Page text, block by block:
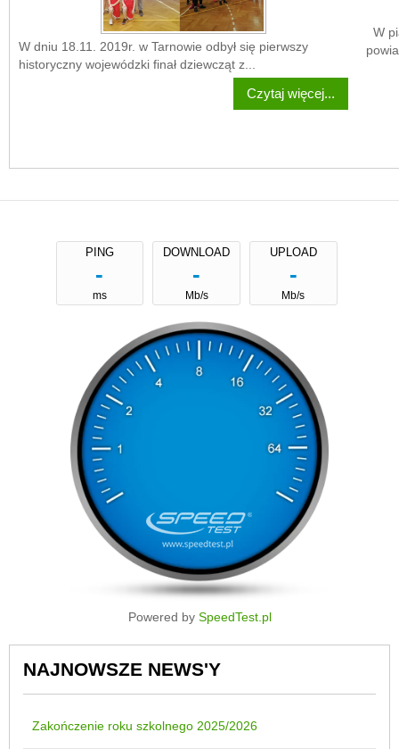
W dniu 18.11. 2019r. w Tarnowie odbył się pierwszy
historyczny wojewódzki finał dziewcząt z...
Czytaj więcej...
W
Powered by SpeedTest.pl
NAJNOWSZE NEWS'Y
Zakończenie roku szkolnego 2025/2026